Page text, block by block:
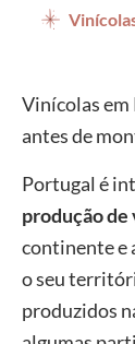
Vinícolas em
antes de
Portugal é
produção de
continente e
o seu
produzidos